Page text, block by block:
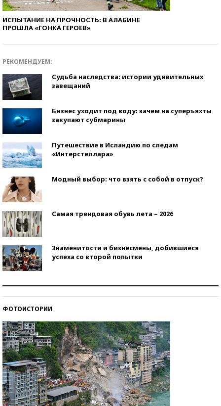
ИСПЫТАНИЕ НА ПРОЧНОСТЬ: В АЛАБИНЕ
ПРОШЛА «ГОНКА ГЕРОЕВ»
РЕКОМЕНДУЕМ:
Судьба наследства: истории удивительных
завещаний
Бизнес уходит под воду: зачем на суперъяхты
закупают субмарины
Путешествие в Исландию по следам
«Интерстеллара»
Модный выбор: что взять с собой в отпуск?
Самая трендовая обувь лета – 2026
Знаменитости и бизнесмены, добившиеся
успеха со второй попытки
ФОТОИСТОРИИ